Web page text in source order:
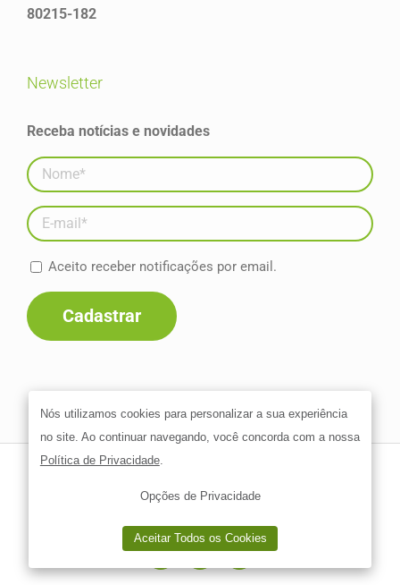
80215-182
newsletter
Receba notícias e novidades
Aceito receber notificações por email.
Desenvolvido por
Nós utilizamos cookies para personalizar a sua experiência
no site. Ao continuar navegando, você concorda com a nossa
Política de Privacidade.
Opções de Privacidade
Aceitar Todos os Cookies